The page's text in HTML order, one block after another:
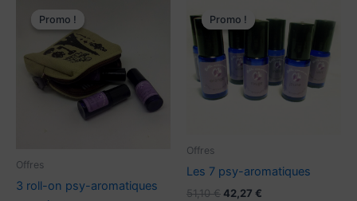
Promo !
Promo !
Offres
3 roll-on psy-aromatiques
prix
initial
était :
25,27 €.
est :
21,27 €.
Promo !
Promo !
Offres
Les 7 psy-aromatiques
51,10€
initial
était :
51,10 €.
42,27 €
actuel
42,27 €.